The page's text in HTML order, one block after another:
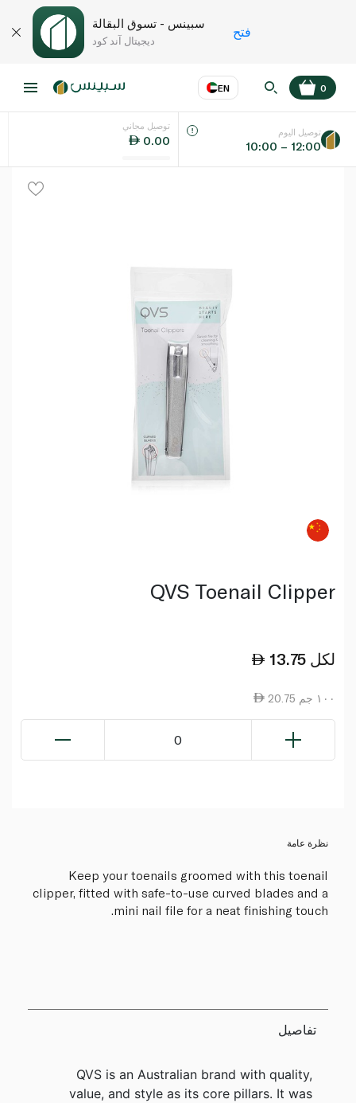
سبينس - تسوق البقالة
ديجيتال آند كود
فتح
EN
اللغة عر
0
توصيل مجاني
0.00
توصيل اليوم
10:00 – 12:00
QVS Toenail Clipper
13.75 لكل
20.75 ١٠٠ جم
0
نظرة عامة
Keep your toenails groomed with this toenail
clipper, fitted with safe-to-use curved blades and a
mini nail file for a neat finishing touch.
تفاصيل
QVS is an Australian brand with quality,
value, and style as its core pillars. It was